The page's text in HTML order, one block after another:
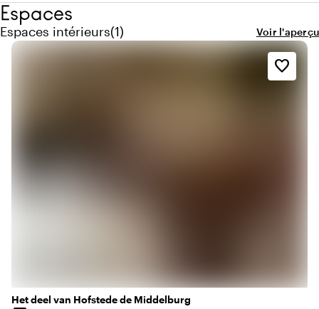
Espaces
Espaces intérieurs
Quantité de espaces intérieurs : 1
(1) Voir l'aperçu
Het deel van Hofstede de Middelburg
favorite_border